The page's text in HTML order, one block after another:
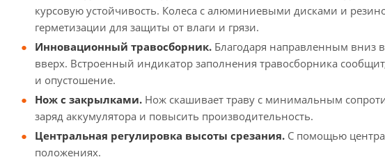
курсовую устойчивость. Колеса с алюминиевыми дисками и
герметизации для защиты от влаги и грязи.
Инновационный травосборник. Благодаря направленным вниз
вверх. Встроенный индикатор заполнения травосборника
и опустошение.
Нож с закрылками. Нож скашивает траву с минимальным
заряд аккумулятора и повысить производительность.
Центральная регулировка высоты срезания. С помощью
положениях.